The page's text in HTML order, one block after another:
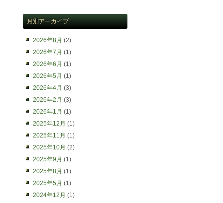
月別アーカイブ
2026年8月 (2)
2026年7月 (1)
2026年6月 (1)
2026年5月 (1)
2026年4月 (3)
2026年2月 (3)
2026年1月 (1)
2025年12月 (1)
2025年11月 (1)
2025年10月 (2)
2025年9月 (1)
2025年8月 (1)
2025年5月 (1)
2024年12月 (1)